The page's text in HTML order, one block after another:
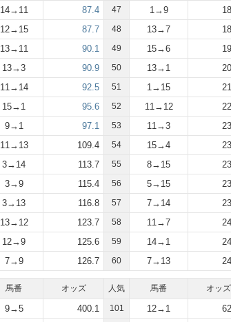
14→11 87.4
12→15 87.7
13→11 90.1
13→3 90.9
11→14 92.5
15→1 95.6
9→1 97.1
11→13 109.4
3→14 113.7
3→9 115.4
3→13 116.8
13→12 123.7
12→9 125.6
7→9 126.7
47 1→9
48 13→7
49 15→6
50 13→1
51 1→15
52 11→12
53 11→3
54 15→4
55 8→15
56 5→15
57 7→14
58 11→7
59 14→1
60 7→13
馬番 オッズ
9→5 400.1
人気 馬番 オッズ
101 12→1